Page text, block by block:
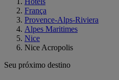
França
Provence-Alps-Riviera
Alpes Maritimes
Nice
Nice Acropolis
Seu próximo destino